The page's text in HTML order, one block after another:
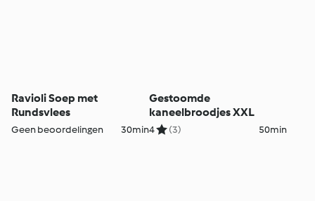
Ravioli Soep met
Rundsvlees
Geen beoordelingen 30min
Gestoomde
kaneelbroodjes XXL
4 (3) 50min